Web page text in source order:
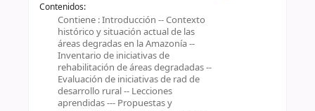
Contenidos:
Contiene : Introducción -- Contexto
histórico y situación actual de las
áreas degradas en la Amazonía --
Inventario de iniciativas de
rehabilitación de áreas degradadas --
Evaluación de iniciativas de rad de
desarrollo rural -- Lecciones
aprendidas --- Propuestas y